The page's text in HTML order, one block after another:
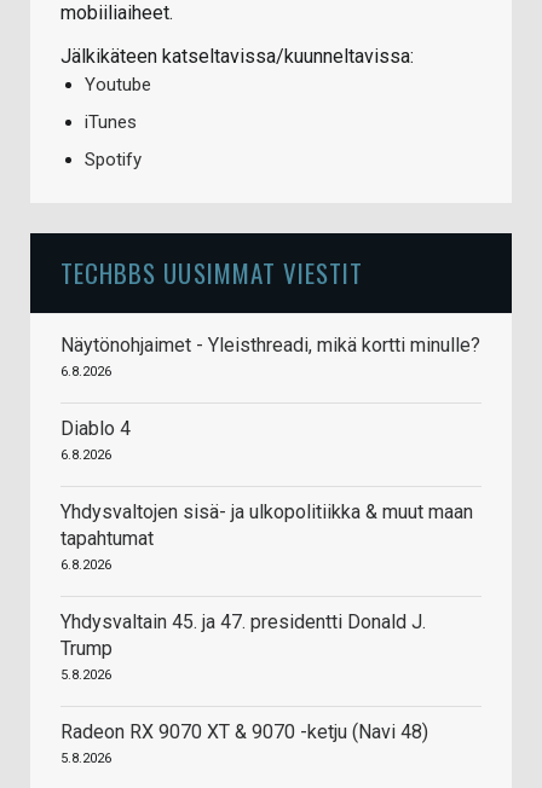
mobiiliaiheet.
Jälkikäteen katseltavissa/kuunneltavissa:
Youtube
iTunes
Spotify
TECHBBS UUSIMMAT VIESTIT
Näytönohjaimet - Yleisthreadi, mikä kortti minulle?
6.8.2026
Diablo 4
6.8.2026
Yhdysvaltojen sisä- ja ulkopolitiikka & muut maan
tapahtumat
6.8.2026
Yhdysvaltain 45. ja 47. presidentti Donald J.
Trump
5.8.2026
Radeon RX 9070 XT & 9070 -ketju (Navi 48)
5.8.2026